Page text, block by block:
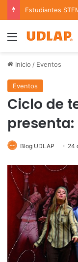
Menu
Inicio / Eventos
Eventos
Ciclo de
presenta:
Blog UDLAP 24